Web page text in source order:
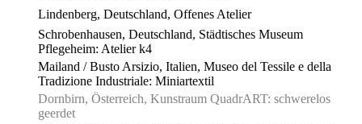
Lindenberg, Deutschland, Offenes Atelier
Schrobenhausen, Deutschland, Städtisches Museum
Pflegeheim: Atelier k4
Mailand / Busto Arsizio, Italien, Museo del Tessile e della
Tradizione Industriale: Miniartextil
Dornbirn, Österreich, Kunstraum QuadrART: schwerelos
geerdet